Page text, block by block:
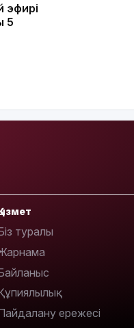
эфирі
5
туралы
ережесі